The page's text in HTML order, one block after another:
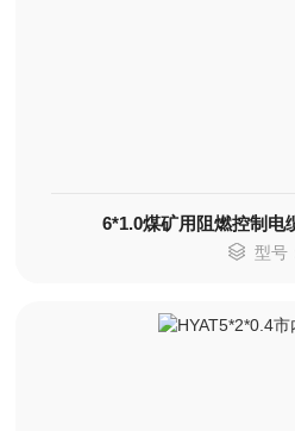
6*1.0煤矿用阻燃控制电
型号